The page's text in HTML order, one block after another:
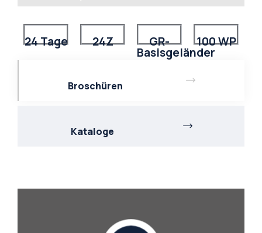
24 Tage 24Z GR-
Basisgeländer
100 WP
Broschüren
Kataloge